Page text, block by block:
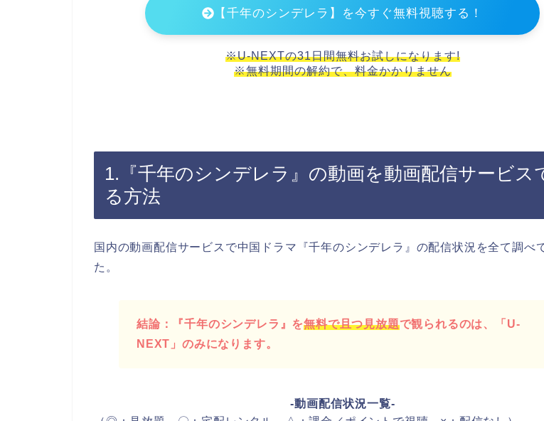
【千年のシンデレラ】を今すぐ無料視聴する！
※U-NEXTの31日間無料お試しになります!
※無料期間の解約で、料金かかりません
1.『千年のシンデレラ』の動画を動画配信サービス
る方法
国内の動画配信サービスで中国ドラマ『千年のシンデレラ』の配信状況を全て調べ
た。
結論：『千年のシンデレラ』を無料で且つ見放題で観られるのは、「U-
NEXT」のみになります。
-動画配信状況一覧-